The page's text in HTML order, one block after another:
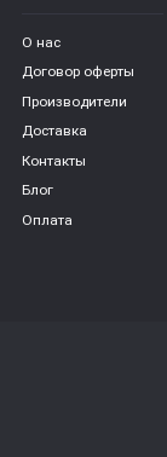
О нас
Договор оферты
Производители
Доставка
Контакты
Блог
Оплата